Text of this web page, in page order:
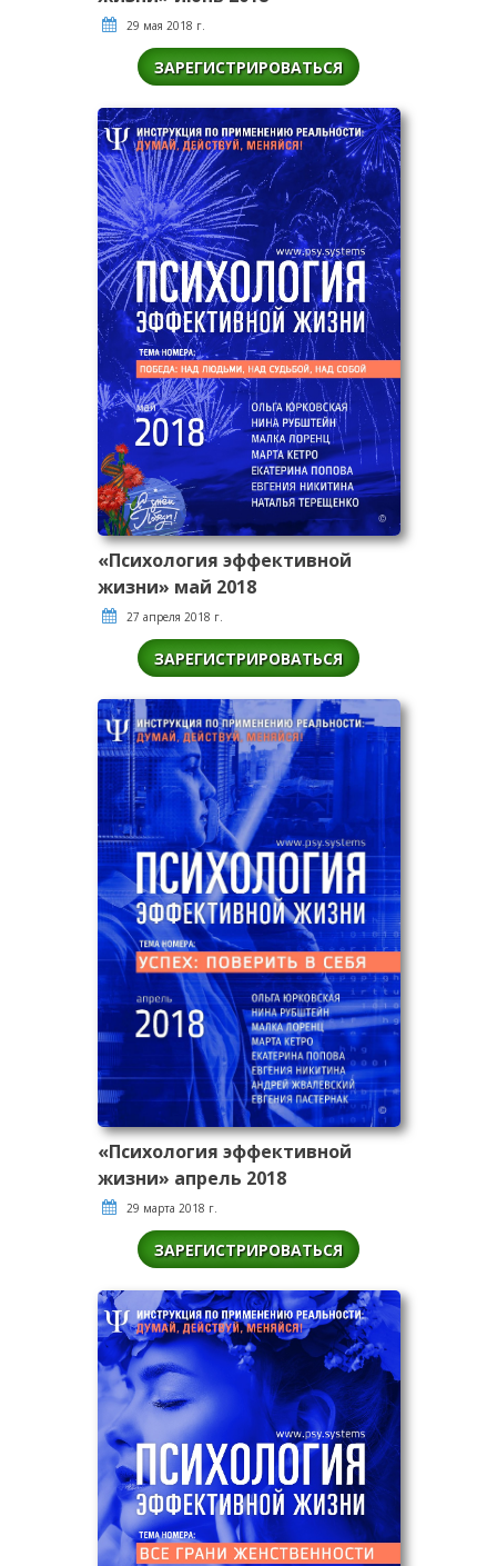
29 мая 2018 г.
ЗАРЕГИСТРИРОВАТЬСЯ
«Психология эффективной
жизни» май 2018
27 апреля 2018 г.
ЗАРЕГИСТРИРОВАТЬСЯ
«Психология эффективной
жизни» апрель 2018
29 марта 2018 г.
ЗАРЕГИСТРИРОВАТЬСЯ